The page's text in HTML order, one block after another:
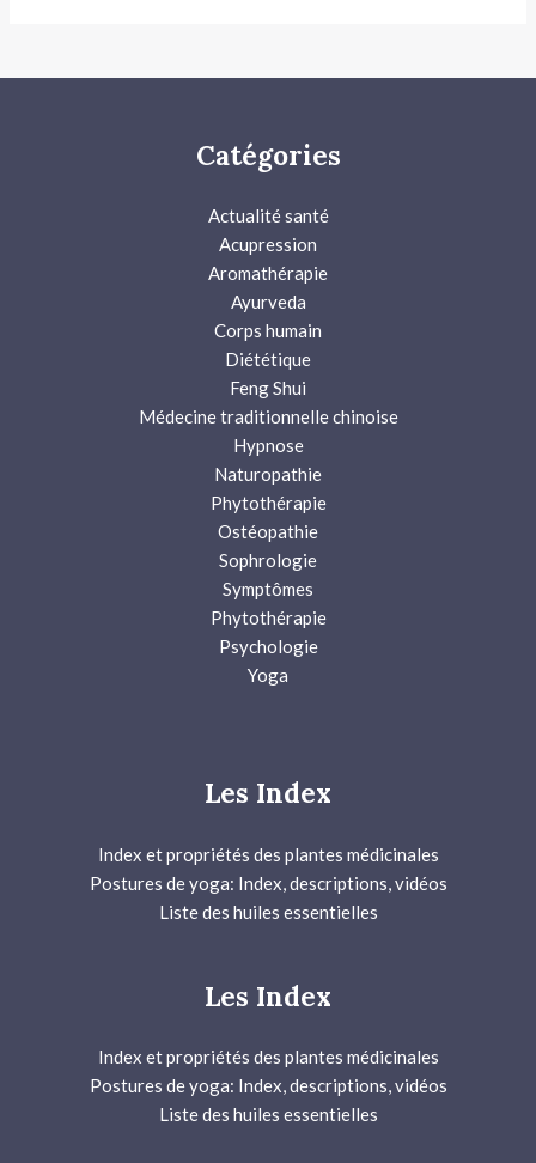
Catégories
Actualité santé
Acupression
Aromathérapie
Ayurveda
Corps humain
Diététique
Feng Shui
Médecine traditionnelle chinoise
Hypnose
Naturopathie
Phytothérapie
Ostéopathie
Sophrologie
Symptômes
Phytothérapie
Psychologie
Yoga
Les Index
Index et propriétés des plantes médicinales
Postures de yoga: Index, descriptions, vidéos
Liste des huiles essentielles
Les Index
Index et propriétés des plantes médicinales
Postures de yoga: Index, descriptions, vidéos
Liste des huiles essentielles